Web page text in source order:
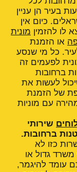
בעיר הן עניין
כיום אין
לו להזמין מונית
או הזמנת
כל מי שנסע
לפעמים זה
ברחובות
לעשות את
של הזמנת
עם מוניות
שירותי
ברחובות.
כזו לא
גדול או
עומד להיגמר,